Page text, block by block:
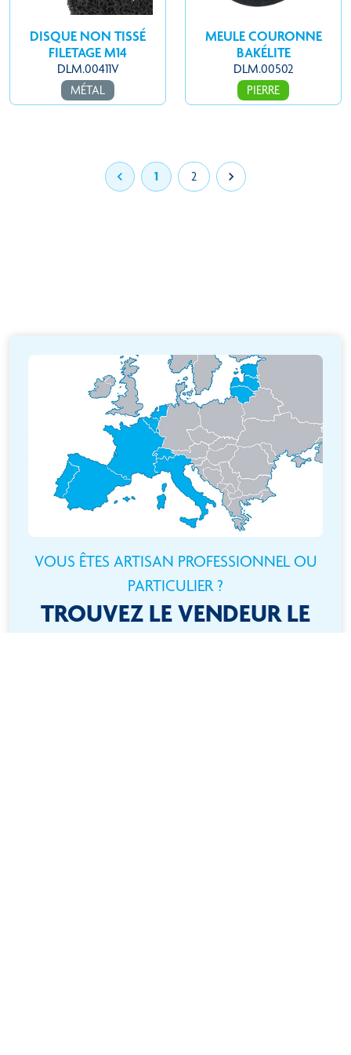
DISQUE NON TISSÉ
FILETAGE M14
DLM.00411V
MÉTAL
MEULE COURONNE
BAKÉLITE
DLM.00502
PIERRE
 1 2 
VOUS ÊTES ARTISAN PROFESSIONNEL OU
PARTICULIER ?
TROUVEZ LE VENDEUR LE